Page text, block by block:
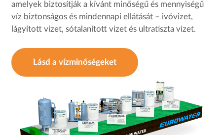
amelyek biztosítják a kívánt minőségű és mennyiségű
víz biztonságos és mindennapi ellátását – ivóvizet,
lágyított vizet, sótalanított vizet és ultratiszta vizet.
Lásd a vízminőségeket